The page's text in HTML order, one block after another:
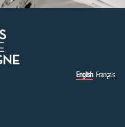
English Français